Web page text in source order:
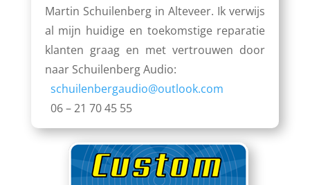
Martin Schuilenberg in Alteveer. Ik verwijs
al mijn huidige en toekomstige reparatie
klanten graag en met vertrouwen door
naar Schuilenberg Audio:
schuilenbergaudio@outlook.com
06 – 21 70 45 55